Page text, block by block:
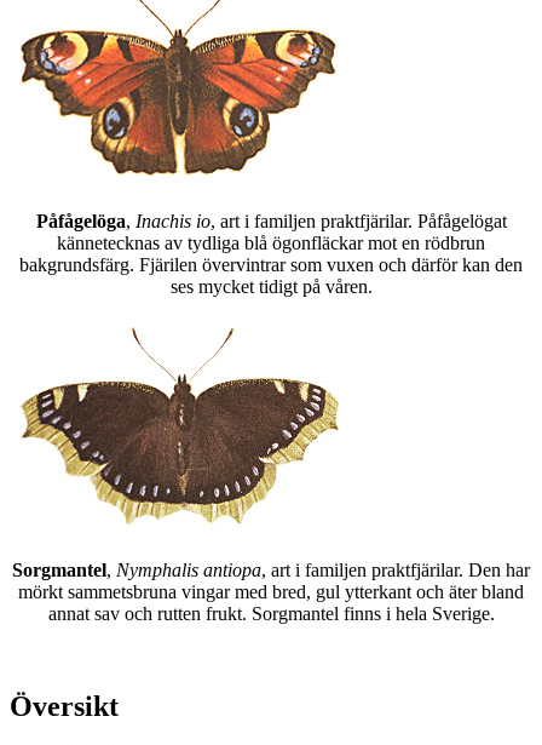
Påfågelöga, Inachis io, art i familjen praktfjärilar. Påfågelögat
kännetecknas av tydliga blå ögonfläckar mot en rödbrun
bakgrundsfärg. Fjärilen övervintrar som vuxen och därför kan den
ses mycket tidigt på våren.
Sorgmantel, Nymphalis antiopa, art i familjen praktfjärilar. Den har
mörkt sammetsbruna vingar med bred, gul ytterkant och äter bland
annat sav och rutten frukt. Sorgmantel finns i hela Sverige.
Översikt